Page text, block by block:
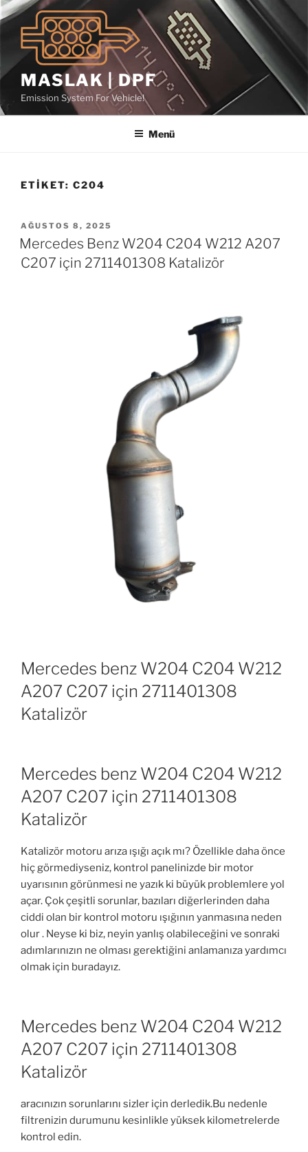
İçeriğe
geç
MASLAK | DPF
Emission System For Vehicle!
Menü
ETIKET: C204
YAYIM
TARIHI
AĞUSTOS 8, 2025
Mercedes Benz W204 C204 W212 A207
C207 için 2711401308 Katalizör
Mercedes benz W204 C204 W212
A207 C207 için 2711401308
Katalizör
Mercedes benz W204 C204 W212
A207 C207 için 2711401308
Katalizör
Katalizör motoru arıza ışığı açık mı? Özellikle daha önce
hiç görmediyseniz, kontrol panelinizde bir motor
uyarısının görünmesi ne yazık ki büyük problemlere yol
açar. Çok çeşitli sorunlar, bazıları diğerlerinden daha
ciddi olan bir kontrol motoru ışığının yanmasına neden
olur . Neyse ki biz, neyin yanlış olabileceğini ve sonraki
adımlarınızın ne olması gerektiğini anlamanıza yardımcı
olmak için buradayız.
Mercedes benz W204 C204 W212
A207 C207 için 2711401308
Katalizör
aracınızın sorunlarını sizler için derledik.Bu nedenle
filtrenizin durumunu kesinlikle yüksek kilometrelerde
kontrol edin.